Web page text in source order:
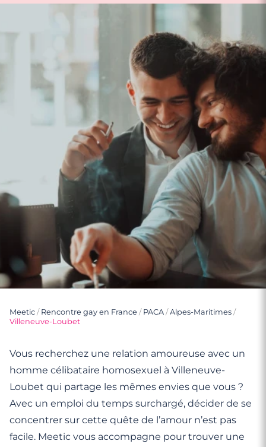
Meetic / Rencontre gay en France / PACA /Alpes-Maritimes /
Villeneuve-Loubet
Vous recherchez une relation amoureuse avec un
homme célibataire homosexuel à Villeneuve-
Loubet qui partage les mêmes envies que vous ?
Avec un emploi du temps surchargé, décider de se
concentrer sur cette quête de l’amour n’est pas
facile. Meetic vous accompagne pour trouver une